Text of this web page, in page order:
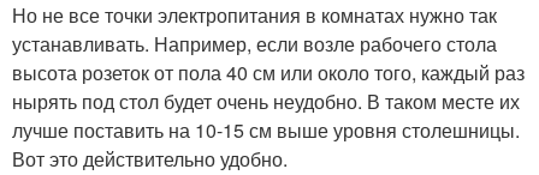
Но не все точки электропитания в комнатах нужно так
устанавливать. Например, если возле рабочего стола
высота розеток от пола 40 см или около того, каждый раз
нырять под стол будет очень неудобно. В таком месте их
лучше поставить на 10-15 см выше уровня столешницы.
Вот это действительно удобно.